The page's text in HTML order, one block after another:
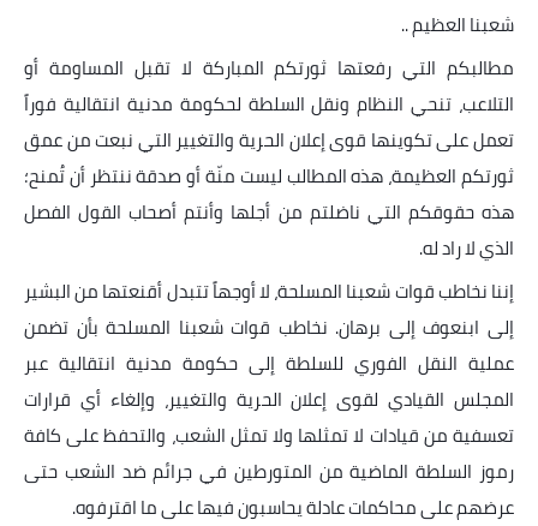
شعبنا العظيم ..
مطالبكم التي رفعتها ثورتكم المباركة لا تقبل المساومة أو
التلاعب، تنحي النظام ونقل السلطة لحكومة مدنية انتقالية فوراً
تعمل على تكوينها قوى إعلان الحرية والتغيير التي نبعت من عمق
ثورتكم العظيمة، هذه المطالب ليست منّة أو صدقة ننتظر أن تُمنح؛
هذه حقوقكم التي ناضلتم من أجلها وأنتم أصحاب القول الفصل
الذي لا راد له.
إننا نخاطب قوات شعبنا المسلحة، لا أوجهاً تتبدل أقنعتها من البشير
إلى ابنعوف إلى برهان. نخاطب قوات شعبنا المسلحة بأن تضمن
عملية النقل الفوري للسلطة إلى حكومة مدنية انتقالية عبر
المجلس القيادي لقوى إعلان الحرية والتغيير، وإلغاء أي قرارات
تعسفية من قيادات لا تمثلها ولا تمثل الشعب، والتحفظ على كافة
رموز السلطة الماضية من المتورطين في جرائم ضد الشعب حتى
عرضهم على محاكمات عادلة يحاسبون فيها على ما اقترفوه.